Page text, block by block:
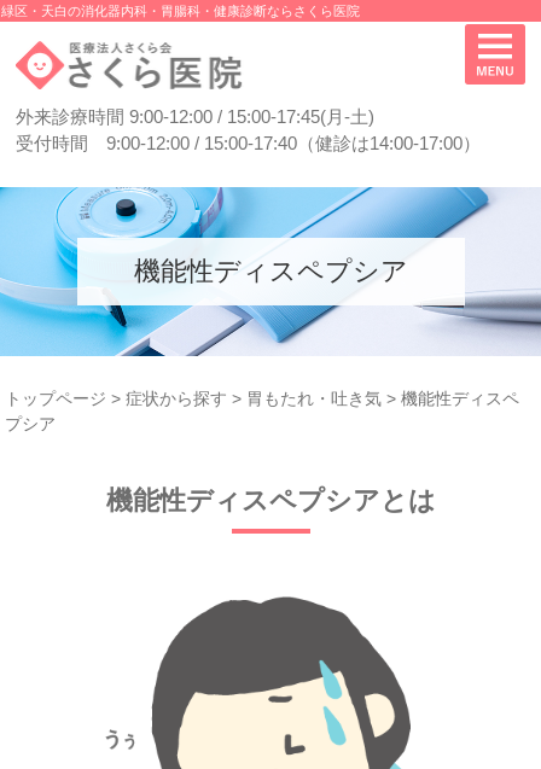
緑区・天白の消化器内科・胃腸科・健康診断ならさくら医院
外来診療時間 9:00-12:00 / 15:00-17:45(月-土)
受付時間 9:00-12:00 / 15:00-17:40（健診は14:00-17:00）
機能性ディスペプシア
トップページ >症状から探す > 胃もたれ・吐き気 >機能性ディスペ
プシア
機能性ディスペプシアとは